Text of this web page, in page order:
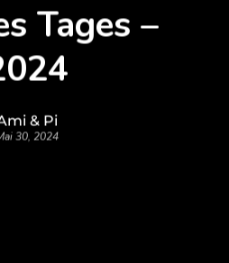
Tages –
& Pi
30, 2024